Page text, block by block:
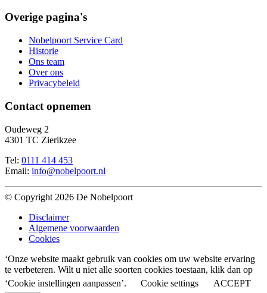
Overige pagina's
Nobelpoort Service Card
Historie
Ons team
Over ons
Privacybeleid
Contact opnemen
Oudeweg 2
4301 TC Zierikzee
Tel: 0111 414 453
Email: info@nobelpoort.nl
© Copyright 2026 De Nobelpoort
Disclaimer
Algemene voorwaarden
Cookies
‘Onze website maakt gebruik van cookies om uw website ervaring
te verbeteren. Wilt u niet alle soorten cookies toestaan, klik dan op
‘Cookie instellingen aanpassen’.
Cookie settings ACCEPT